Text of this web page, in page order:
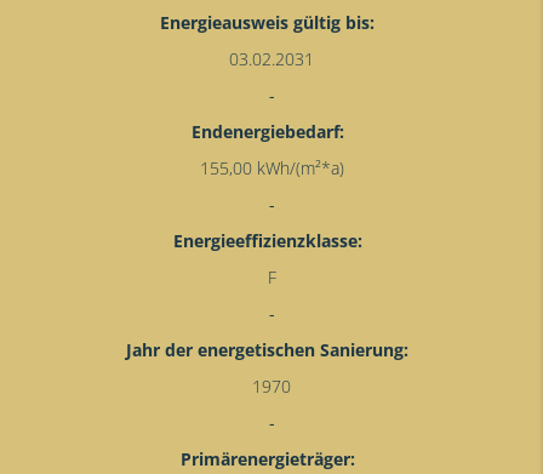
Energieausweis gültig bis:
03.02.2031
Endenergiebedarf:
155,00 kWh/(m²*a)
Energieeffizienzklasse:
F
Jahr der energetischen Sanierung:
1970
Primärenergieträger: